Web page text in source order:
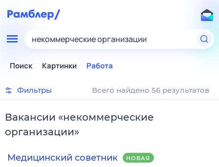
некоммерческие организации
Поиск Картинки Работа
Фильтры Всего найдено 56 результатов
Вакансии «некоммерческие
организации»
Медицинский советник НОВАЯ